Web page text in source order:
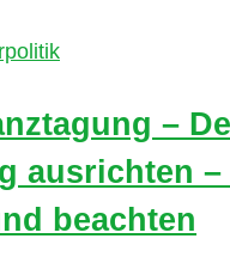
–
ausrichten
beachten